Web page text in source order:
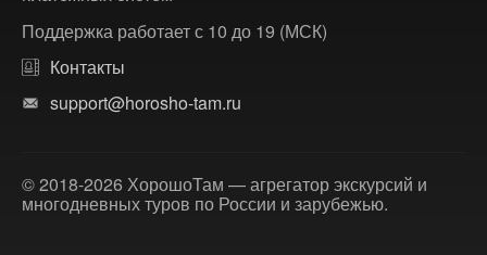
Поддержка работает с 10 до 19 (МСК)
Контакты
support@horosho-tam.ru
© 2018-2026 ХорошоТам — агрегатор экскурсий и
многодневных туров по России и зарубежью.